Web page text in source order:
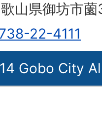
山県御坊市薗
22-4111
Gobo City